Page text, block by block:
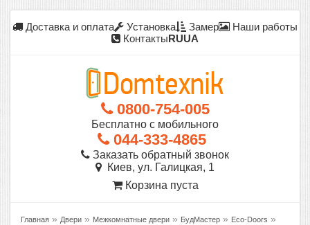
Доставка и оплата Установка Замер
Наши работы
КонтактыRUUA
0800-754-005
Бесплатно с мобильного
044-333-4865
Заказать обратный звонок
Киев, ул. Галицкая, 1
Корзина пуста
Главная » Двери » Межкомнатные двери » БудМастер » Eco-Doors »